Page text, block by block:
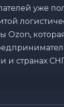
уже
Ozon,
и странах